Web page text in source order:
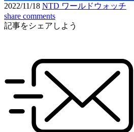
2022/11/18 NTD ワールドウォッチ
share comments
記事をシェアしよう